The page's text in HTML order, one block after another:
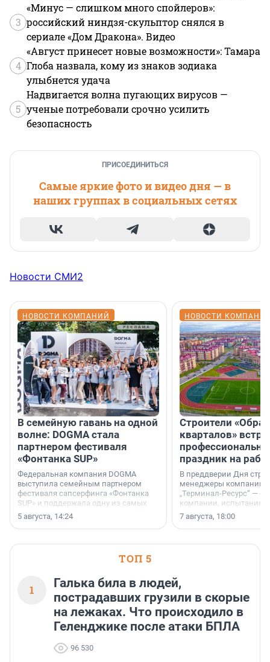
3
«Минус — слишком много спойлеров»:
российский ниндзя-скульптор снялся в
сериале «Дом Дракона». Видео
4
«Август принесет новые возможности»: Тамара
Глоба назвала, кому из знаков зодиака
улыбнется удача
5
Надвигается волна пугающих вирусов —
ученые потребовали срочно усилить
безопасность
ПРИСОЕДИНИТЬСЯ
Самые яркие фото и видео дня — в
наших группах в социальных сетях
Новости СМИ2
НОВОСТИ КОМПАНИЙ
В семейную гавань на одной
волне: DOGMA стала
партнером фестиваля
«Фонтанка SUP»
Федеральная компания DOGMA
выступила семейным партнером
фестиваля сапсерфинга «Фонтанка
SUP» и поддержала одну из самых
ярких и романтичных номинаций —
«SUP-свадьба».
5 августа, 14:24
НОВОСТИ
Строители
кварталов»
праздник на
В преддверии Дня
менеджеры компании
„Терминал-Ресурс“ — о
компании, испытаниях
осторожного
7 августа, 18:00
ТОП 5
1
Галька била в людей,
пострадавших грузили в скорые
на лежаках. Что происходило в
Геленджике после атаки БПЛА
96 530